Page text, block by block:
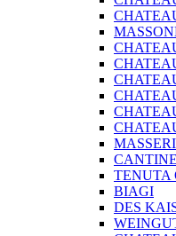
TENUTA
BIAGI
DES